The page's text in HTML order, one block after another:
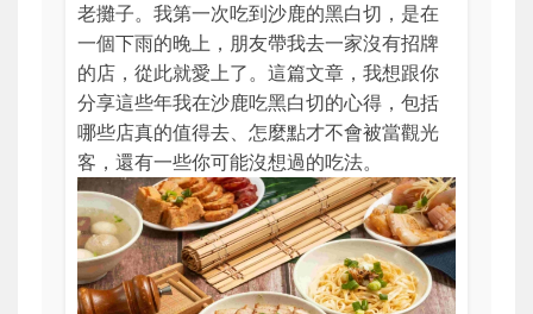
老攤子。我第一次吃到沙鹿的黑白切，是在
一個下雨的晚上，朋友帶我去一家沒有招牌
的店，從此就愛上了。這篇文章，我想跟你
分享這些年我在沙鹿吃黑白切的心得，包括
哪些店真的值得去、怎麼點才不會被當觀光
客，還有一些你可能沒想過的吃法。